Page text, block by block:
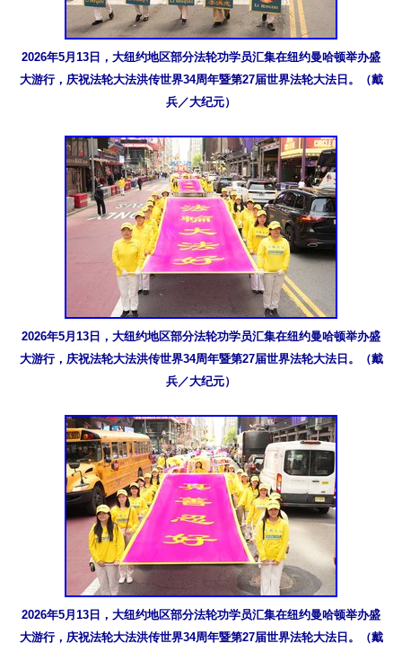
2026年5月13日，大纽约地区部分法轮功学员汇集在纽约曼哈顿举办盛
大游行，庆祝法轮大法洪传世界34周年暨第27届世界法轮大法日。（戴
兵／大纪元）
2026年5月13日，大纽约地区部分法轮功学员汇集在纽约曼哈顿举办盛
大游行，庆祝法轮大法洪传世界34周年暨第27届世界法轮大法日。（戴
兵／大纪元）
2026年5月13日，大纽约地区部分法轮功学员汇集在纽约曼哈顿举办盛
大游行，庆祝法轮大法洪传世界34周年暨第27届世界法轮大法日。（戴